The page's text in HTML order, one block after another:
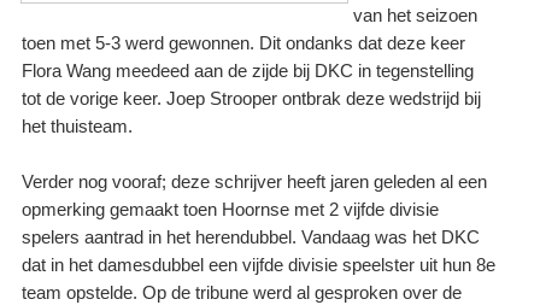
van het seizoen
toen met 5-3 werd gewonnen. Dit ondanks dat deze keer
Flora Wang meedeed aan de zijde bij DKC in tegenstelling
tot de vorige keer. Joep Strooper ontbrak deze wedstrijd bij
het thuisteam.
Verder nog vooraf; deze schrijver heeft jaren geleden al een
opmerking gemaakt toen Hoornse met 2 vijfde divisie
spelers aantrad in het herendubbel. Vandaag was het DKC
dat in het damesdubbel een vijfde divisie speelster uit hun 8e
team opstelde. Op de tribune werd al gesproken over de